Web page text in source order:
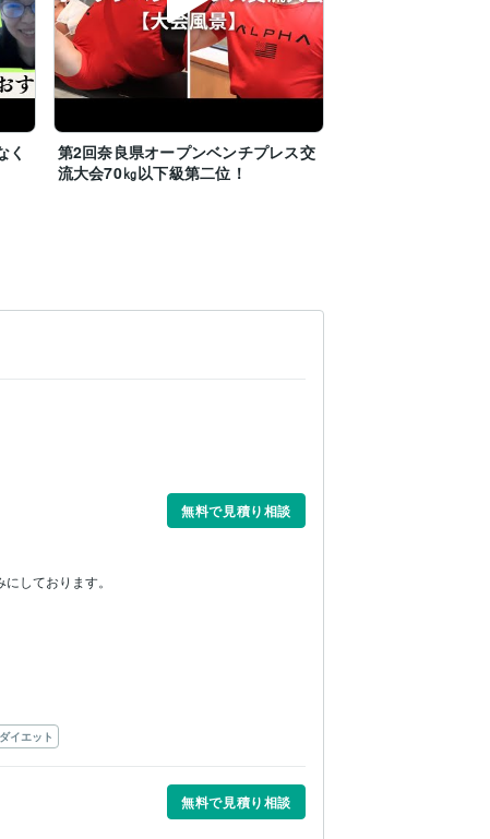
く
第2回奈良県オープンベンチプレス交
流大会70㎏以下級第二位！
無料で見積り相談
しております。
ダイエット
無料で見積り相談